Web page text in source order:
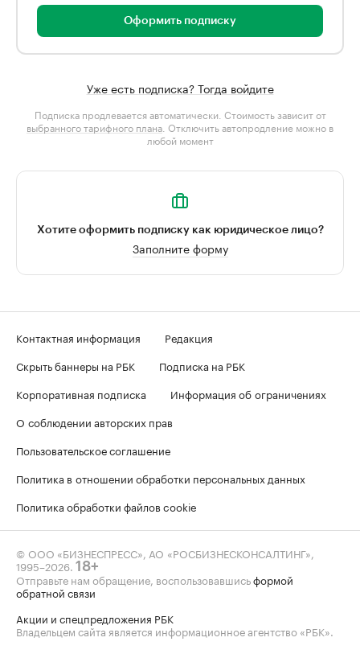
Оформить подписку
Уже есть подписка? Тогда войдите
Подписка продлевается автоматически. Стоимость зависит от
выбранного тарифного плана . Отключить автопродление можно в
любой момент
Хотите оформить подписку как юридическое лицо?
Заполните форму
Контактная информация
Редакция
Скрыть баннеры на РБК
Подписка на РБК
Корпоративная подписка
Информация об ограничениях
О соблюдении авторских прав
Пользовательское соглашение
Политика в отношении обработки персональных данных
Политика обработки файлов cookie
© ООО «БИЗНЕСПРЕСС», АО «РОСБИЗНЕСКОНСАЛТИНГ»,
1995–2026. 18+
Отправьте нам обращение, воспользовавшисьформой
обратной связи
Акции и спецпредложения РБК
Владельцем сайта является информационное агентство «РБК».